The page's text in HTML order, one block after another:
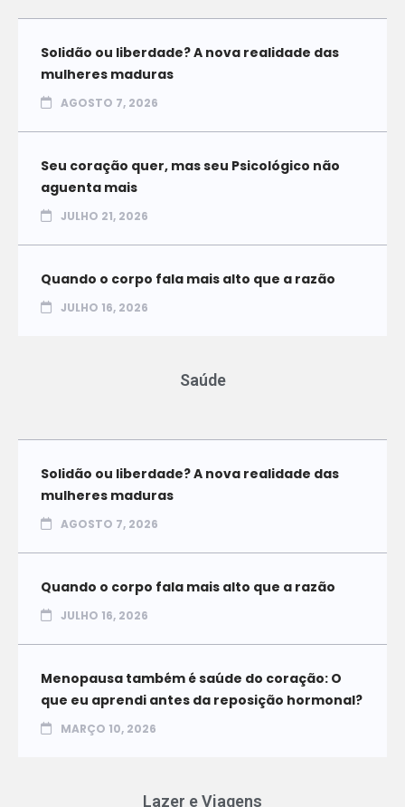
Solidão ou liberdade? A nova realidade das
mulheres maduras
AGOSTO 7, 2026
Seu coração quer, mas seu Psicológico não
aguenta mais
JULHO 21, 2026
Quando o corpo fala mais alto que a razão
JULHO 16, 2026
Saúde
Solidão ou liberdade? A nova realidade das
mulheres maduras
AGOSTO 7, 2026
Quando o corpo fala mais alto que a razão
JULHO 16, 2026
Menopausa também é saúde do coração: O
que eu aprendi antes da reposição hormonal?
MARÇO 10, 2026
Lazer e Viagens